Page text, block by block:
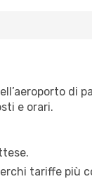
di
e orari.
tariffe più